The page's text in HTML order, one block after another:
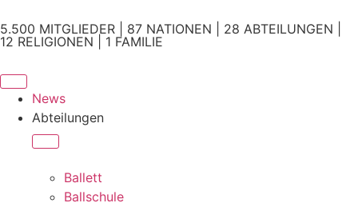
5.500 MITGLIEDER | 87 NATIONEN | 28 ABTEILUNGEN |
12 RELIGIONEN | 1 FAMILIE
News
Abteilungen
Ballett
Ballschule